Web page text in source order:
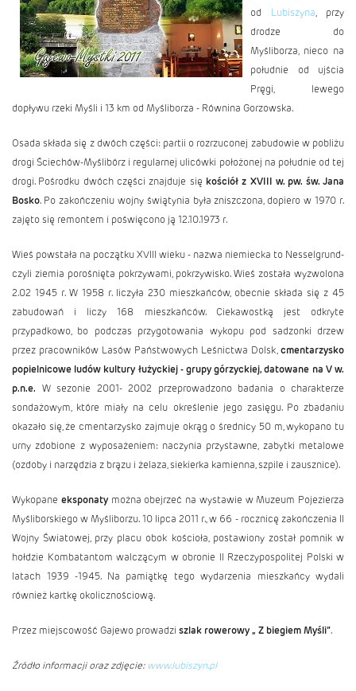
od Lubiszyna, przy
drodze do
Myśliborza, nieco na
południe od ujścia
Pręgi, lewego
dopływu rzeki Myśli i 13 km od Myśliborza - Równina Gorzowska.
Osada składa się z dwóch części: partii o rozrzuconej zabudowie w pobliżu
drogi Ściechów-Myślibórz i regularnej ulicówki położonej na południe od tej
drogi. Pośrodku dwóch części znajduje się kościół z XVIII w. pw. św. Jana
Bosko. Po zakończeniu wojny świątynia była zniszczona, dopiero w 1970 r.
zajęto się remontem i poświęcono ją 12.10.1973 r.
Wieś powstała na początku XVIII wieku - nazwa niemiecka to Nesselgrund-
czyli ziemia porośnięta pokrzywami, pokrzywisko. Wieś została wyzwolona
2.02 1945 r. W 1958 r. liczyła 230 mieszkańców, obecnie składa się z 45
zabudowań i liczy 168 mieszkańców. Ciekawostką jest odkryte
przypadkowo, bo podczas przygotowania wykopu pod sadzonki drzew
przez pracowników Lasów Państwowych Leśnictwa Dolsk, cmentarzysko
popielnicowe ludów kultury łużyckiej - grupy górzyckiej, datowane na V w.
p.n.e. W sezonie 2001- 2002 przeprowadzono badania o charakterze
sondażowym, które miały na celu określenie jego zasięgu. Po zbadaniu
okazało się, że cmentarzysko zajmuje okrąg o średnicy 50 m, wykopano tu
urny zdobione z wyposażeniem: naczynia przystawne, zabytki metalowe
(ozdoby i narzędzia z brązu i żelaza, siekierka kamienna, szpile i zausznice).
Wykopane eksponatymożna obejrzeć na wystawie w Muzeum Pojezierza
Myśliborskiego w Myśliborzu. 10 lipca 2011 r., w 66 - rocznicę zakończenia II
Wojny Światowej, przy placu obok kościoła, postawiony został pomnik w
hołdzie Kombatantom walczącym w obronie II Rzeczypospolitej Polski w
latach 1939 -1945. Na pamiątkę tego wydarzenia mieszkańcy wydali
również kartkę okolicznościową.
Przez miejscowość Gajewo prowadzi szlak rowerowy „ Z biegiem Myśli”.
Źródło informacji oraz zdjęcie: www.lubiszyn.pl